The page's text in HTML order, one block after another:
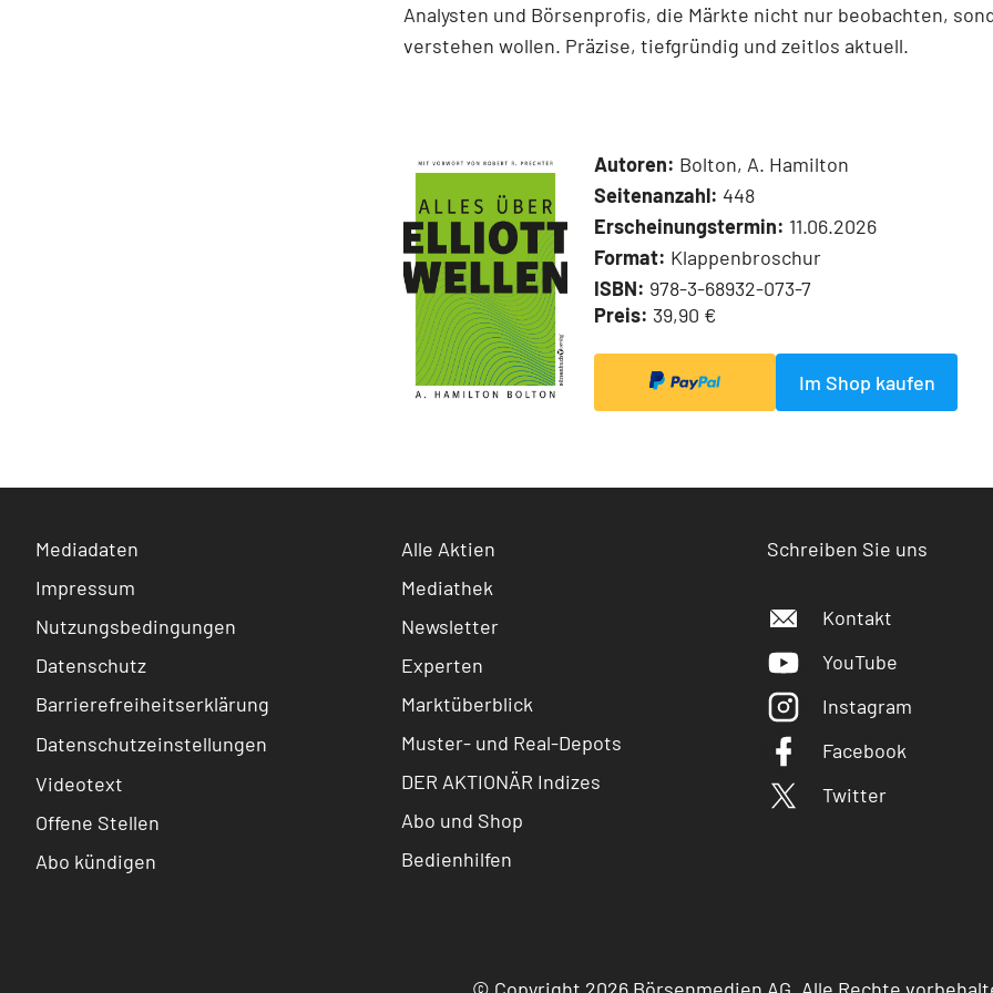
Analysten und Börsenprofis, die Märkte nicht nur beobachten,
verstehen wollen. Präzise, tiefgründig und zeitlos aktuell.
Autoren: Bolton, A. Hamilton
Seitenanzahl: 448
Erscheinungstermin: 11.06.2026
Format: Klappenbroschur
ISBN: 978-3-68932-073-7
Preis: 39,90 €
Im Shop kaufen
Mediadaten
Impressum
Nutzungsbedingungen
Datenschutz
Barrierefreiheitserklärung
Datenschutzeinstellungen
Videotext
Offene Stellen
Abo kündigen
Alle Aktien
Mediathek
Newsletter
Experten
Marktüberblick
Muster- und Real-Depots
DER AKTIONÄR Indizes
Abo und Shop
Bedienhilfen
Schreiben Sie uns
Kontakt
YouTube
Instagram
Facebook
Twitter